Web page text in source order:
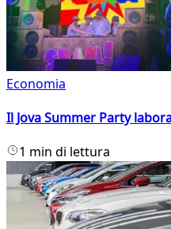
Economia
Il Jova Summer Party
1 min di lettura